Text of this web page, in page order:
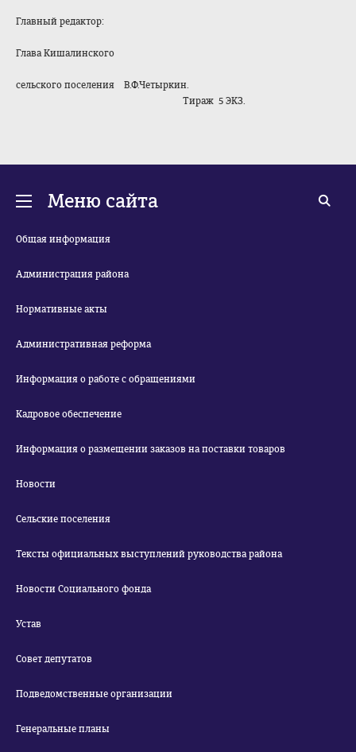
Главный редактор:
Глава Кишалинского
сельского поселения В.Ф.Четыркин.
Тираж 5 ЭКЗ.
Меню сайта
Общая информация
Администрация района
Нормативные акты
Административная реформа
Информация о работе с обращениями
Кадровое обеспечение
Информация о размещении заказов на поставки товаров
Новости
Сельские поселения
Тексты официальных выступлений руководства района
Новости Социального фонда
Устав
Совет депутатов
Подведомственные организации
Генеральные планы